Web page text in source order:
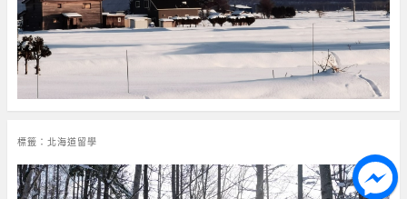
標籤： 北海道留學